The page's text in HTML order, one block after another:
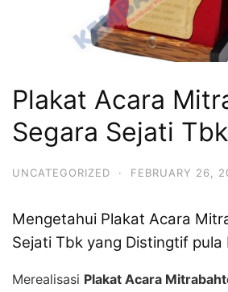
Plakat Acara
Segara Sejati Tbk
UNCATEGORIZED · FEBRUARY 26,
Mengetahui Plakat Acara
Sejati Tbk yang Distingtif pula
Merealisasi Plakat Acara